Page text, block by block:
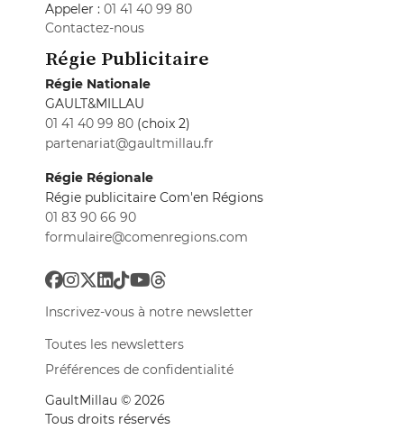
Appeler : 01 41 40 99 80
Contactez-nous
Régie Publicitaire
Régie Nationale
GAULT&MILLAU
01 41 40 99 80 (choix 2)
partenariat@gaultmillau.fr
Régie Régionale
Régie publicitaire Com'en Régions
01 83 90 66 90
formulaire@comenregions.com
Inscrivez-vous à notre newsletter
Toutes les newsletters
Préférences de confidentialité
GaultMillau © 2026
Tous droits réservés